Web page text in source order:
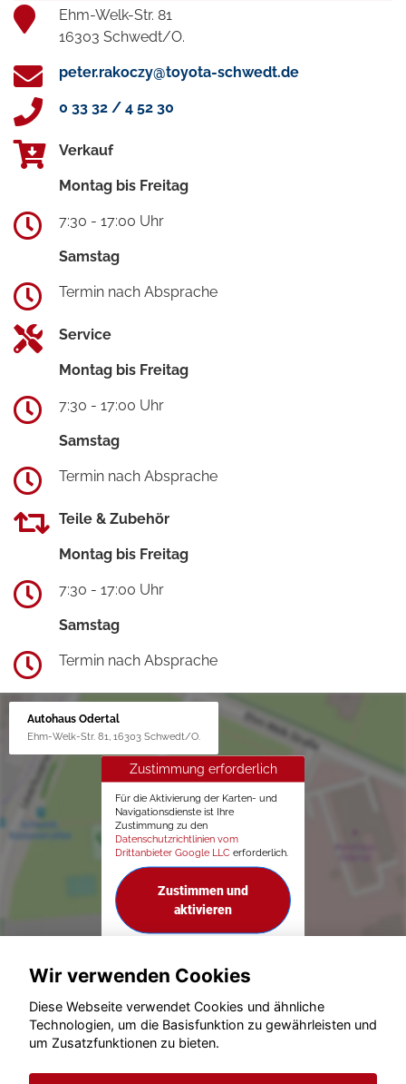
Ehm-Welk-Str. 81
16303 Schwedt/O.
peter.rakoczy@toyota-schwedt.de
0 33 32 / 4 52 30
Verkauf
Montag bis Freitag
7:30 - 17:00 Uhr
Samstag
Termin nach Absprache
Service
Montag bis Freitag
7:30 - 17:00 Uhr
Samstag
Termin nach Absprache
Teile & Zubehör
Montag bis Freitag
7:30 - 17:00 Uhr
Samstag
Termin nach Absprache
Autohaus Odertal
Ehm-Welk-Str. 81, 16303 Schwedt/O.
Zustimmung erforderlich
Für die Aktivierung der Karten- und
Navigationsdienste ist Ihre
Zustimmung zu den
Datenschutzrichtlinien vom
Drittanbieter Google LLC erforderlich.
Zustimmen und
aktivieren
© konjunkturmotor.de GmbH 2020 - 2026
Wir verwenden Cookies
Diese Webseite verwendet Cookies und ähnliche
Technologien, um die Basisfunktion zu gewährleisten und
um Zusatzfunktionen zu bieten.